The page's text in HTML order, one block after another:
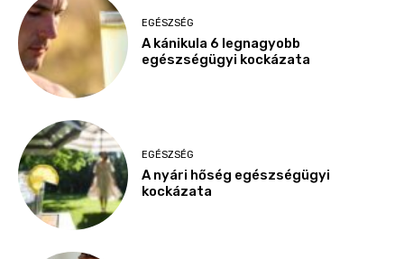
EGÉSZSÉG
A kánikula 6 legnagyobb
egészségügyi kockázata
EGÉSZSÉG
A nyári hőség egészségügyi
kockázata